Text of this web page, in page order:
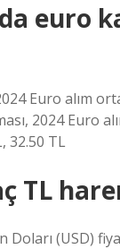
euro
Euro alım
2024 Euro
32.50 TL
TL
Doları (USD)